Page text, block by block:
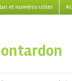
et numéros utiles